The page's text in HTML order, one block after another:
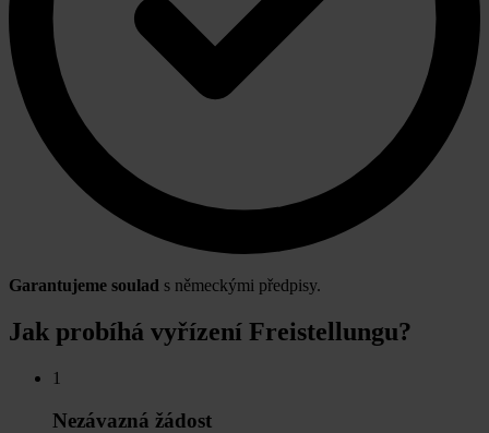
Garantujeme soulad s německými předpisy.
Jak probíhá vyřízení Freistellungu?
1
Nezávazná žádost